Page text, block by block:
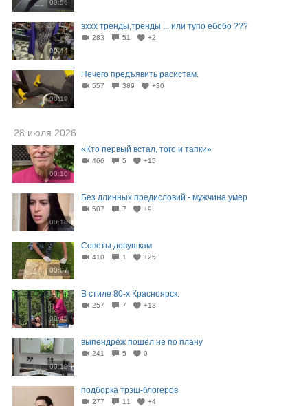
00:56
00:44
эххх тренды,тренды ... или тупо ебобо ???
283 51 +2
00:19
Нечего предъявить расистам.
557 389 +30
28 июля 2026
00:10
«Кто первый встал, того и тапки»
466 5 +15
00:18
Без длинных предисловий - мужчина умер
507 7 +9
00:07
Советы девушкам
410 1 +25
00:45
В стиле 80-х Красноярск.
257 7 +13
00:19
выпендрёж пошёл не по плану
241 5 0
подборка трэш-блогеров
277 11 +4